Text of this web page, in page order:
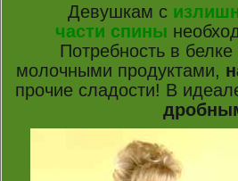
Девушкам с
части спины
Потребность в
молочными продуктами,
прочие сладости! В